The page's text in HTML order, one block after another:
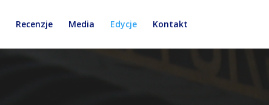
Recenzje Media Edycje Kontakt